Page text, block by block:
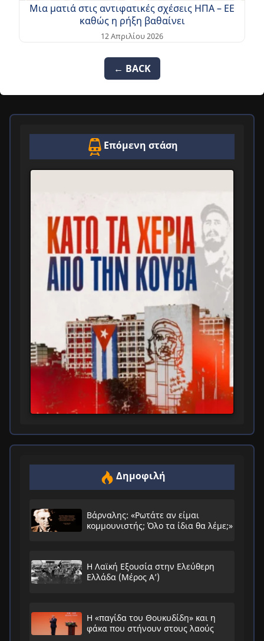
Μια ματιά στις αντιφατικές σχέσεις ΗΠΑ – EE
καθώς η ρήξη βαθαίνει
12 Απριλίου 2026
← BACK
Επόμενη στάση
Δημοφιλή
Βάρναλης: «Ρωτάτε αν είμαι
κομμουνιστής; Όλο τα ίδια θα λέμε;»
Η Λαϊκή Εξουσία στην Ελεύθερη
Ελλάδα (Μέρος Α’)
Η «παγίδα του Θουκυδίδη» και η
φάκα που στήνουν στους λαούς